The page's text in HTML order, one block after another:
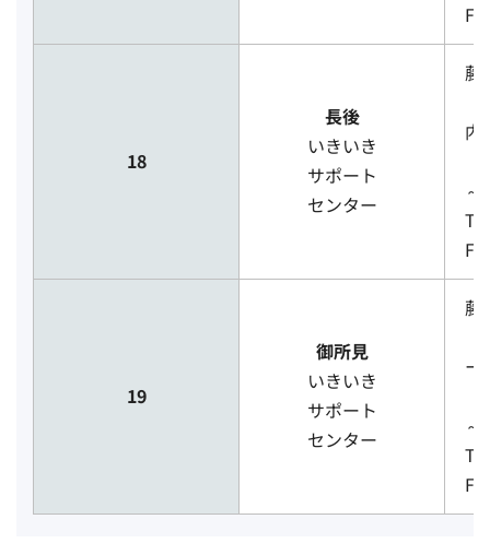
18
長後
いきいき
サポート
センター
藤
内
～
19
御所見
いきいき
サポート
センター
藤
ー
～